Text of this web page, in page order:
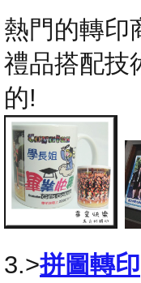
熱門的轉印
禮品搭配技
的!
3.>拼圖轉印